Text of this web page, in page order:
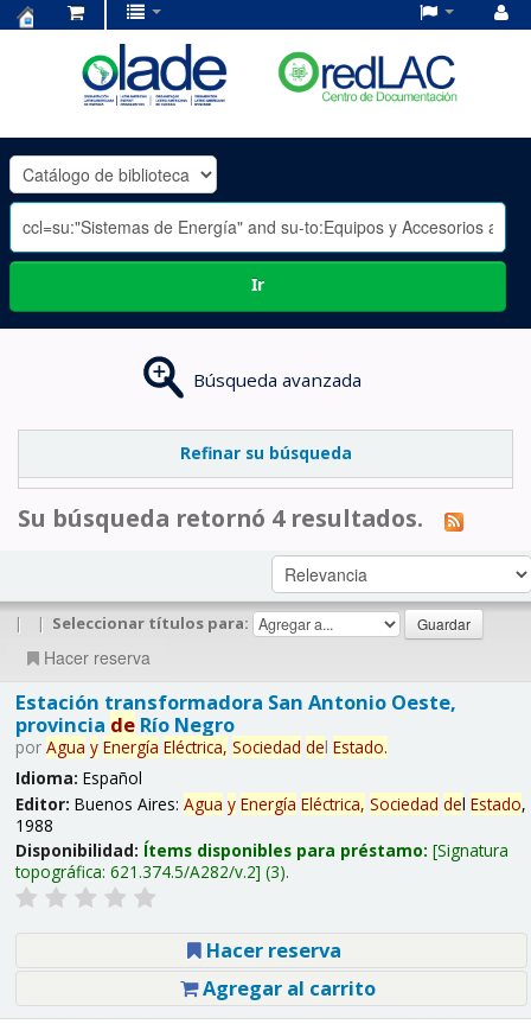
OLADE
-
Ir
Búsqueda avanzada
Refinar su búsqueda
Su búsqueda retornó 4 resultados.
| | Seleccionar títulos para:
Hacer reserva
Estación transformadora San Antonio Oeste,
provincia deRío Negro
por Agua y Energía Eléctrica, Sociedad del Estado.
Idioma: Español
Editor: Buenos Aires: Agua y Energía Eléctrica, Sociedad del Estado,
1988
Disponibilidad: Ítems disponibles para préstamo: Signatura
topográfica: 621.374.5/A282/v.2 (3).
Hacer reserva
Agregar al carrito